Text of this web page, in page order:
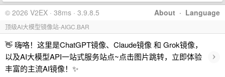
About · Language
© 2026 V2EX · 38ms · 3.9.8.5
顶级AI大模型镜像站-AIGC.BAR
👋 嗨咯！这里是ChatGPT镜像、Claude镜像 和 Grok镜像，
以及AI大模型API一站式服务站点~点击图片跳转，立即体验
丰富的主流AI镜像！✨
›